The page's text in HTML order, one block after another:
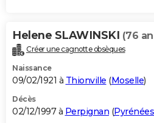
Helene SLAWINSKI (76
Créer une cagnotte obsèques
Naissance
09/02/1921 à Thionville (Moselle)
Décès
02/12/1997 à Perpignan (